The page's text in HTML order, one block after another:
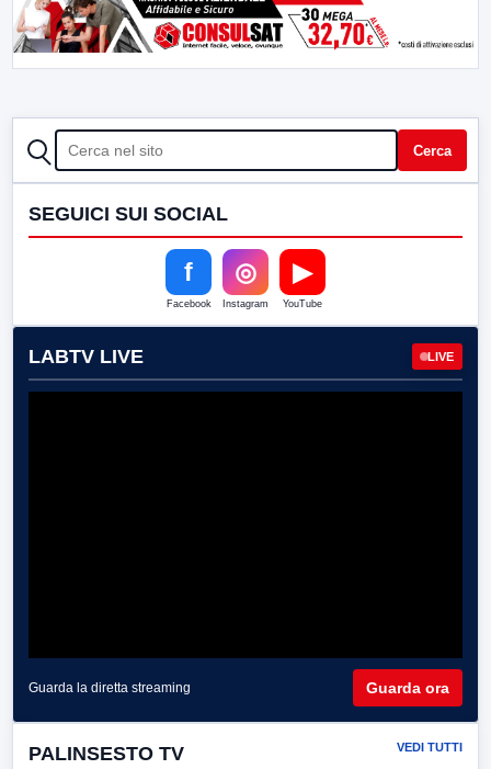
CERCA Cerca
SEGUICI SUI SOCIAL
f
Facebook
◎
Instagram
▶
YouTube
LABTV LIVE LIVE
Guarda la diretta streaming Guarda ora
PALINSESTO TV VEDI TUTTI